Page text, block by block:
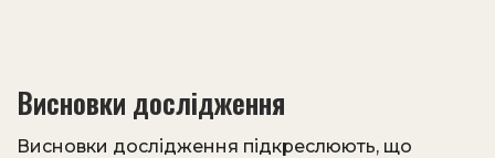
Висновки дослідження
Висновки дослідження підкреслюють, що